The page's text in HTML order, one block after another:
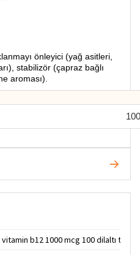
önleyici (yağ asitleri,
stabilizör (çapraz bağlı
aroması).
b12 1000 mcg 100 dilaltı tablet